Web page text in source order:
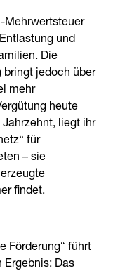
Mehrwertsteuer
und
Die
bringt jedoch über
mehr
heute
liegt ihr
für
– sie
findet.
Förderung“ führt
Das